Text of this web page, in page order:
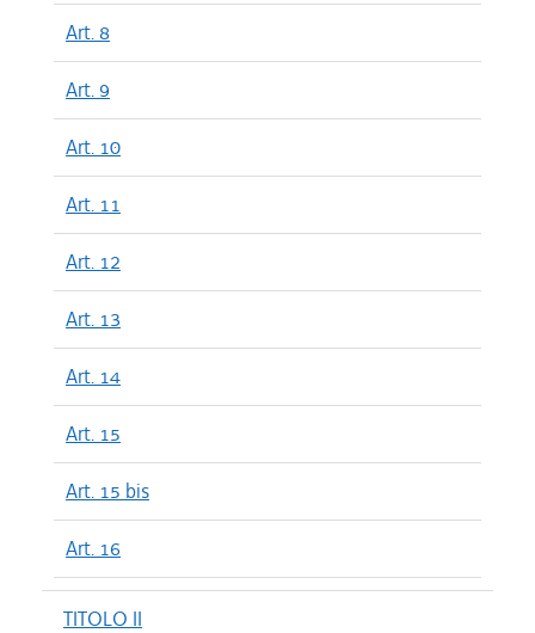
Art. 8
Art. 9
Art. 10
Art. 11
Art. 12
Art. 13
Art. 14
Art. 15
Art. 15 bis
Art. 16
TITOLO II